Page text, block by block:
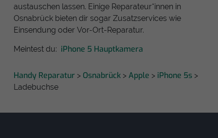
austauschen lassen. Einige Reparateur*innen in
Osnabrück bieten dir sogar Zusatzservices wie
Einsendung oder Vor-Ort-Reparatur.
Meintest du: iPhone 5 Hauptkamera
Handy Reparatur > Osnabrück > Apple > iPhone 5s >
Ladebuchse